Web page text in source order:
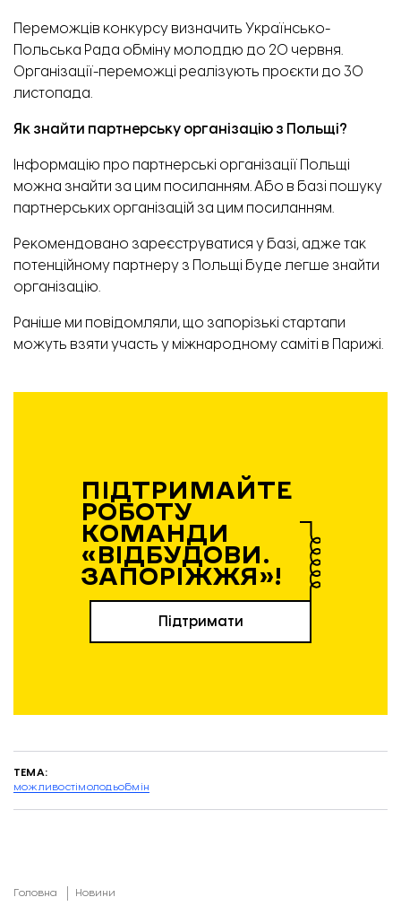
Переможців конкурсу визначить Українсько-
Польська Рада обміну молоддю до 20 червня.
Організації-переможці реалізують проєкти до 30
листопада.
Як знайти партнерську організацію з Польщі?
Інформацію про партнерські організації Польщі
можна знайти за цим посиланням. Або в базі пошуку
партнерських організацій за цим посиланням.
Рекомендовано зареєструватися у базі, адже так
потенційному партнеру з Польщі буде легше знайти
організацію.
Раніше ми повідомляли, що запорізькі стартапи
можуть взяти участь у міжнародному саміті в Парижі.
ПІДТРИМАЙТЕ
РОБОТУ
КОМАНДИ
«ВІДБУДОВИ.
ЗАПОРІЖЖЯ»!
Підтримати
ТЕМА:
можливостімолодьобмін
Головна Новини